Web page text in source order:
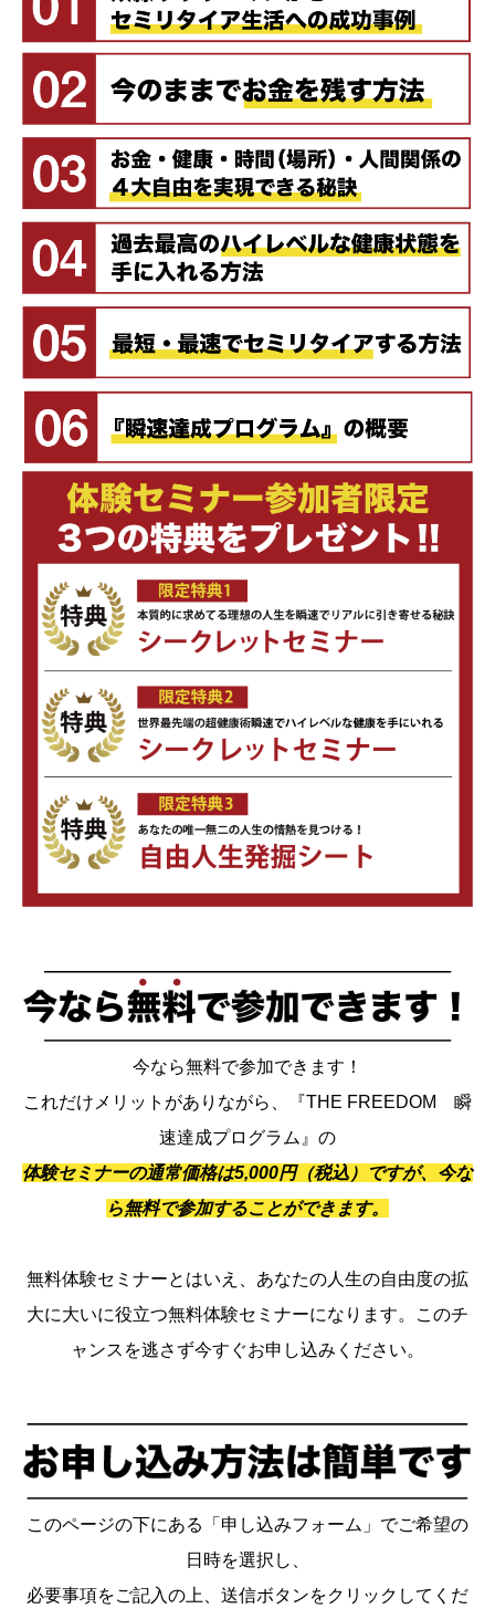
今なら無料で参加できます！
これだけメリットがありながら、『THE FREEDOM 瞬
速達成プログラム』の
体験セミナーの通常価格は5,000円（税込）ですが、今な
ら無料で参加することができます。
無料体験セミナーとはいえ、あなたの人生の自由度の拡
大に大いに役立つ無料体験セミナーになります。このチ
ャンスを逃さず今すぐお申し込みください。
このページの下にある「申し込みフォーム」でご希望の
日時を選択し、
必要事項をご記入の上、送信ボタンをクリックしてくだ